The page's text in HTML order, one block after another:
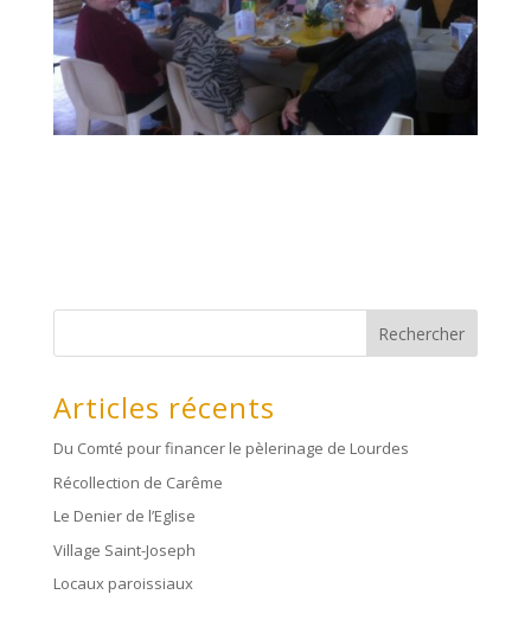
Rechercher
Articles récents
Du Comté pour financer le pèlerinage de Lourdes
Récollection de Carême
Le Denier de l’Eglise
Village Saint-Joseph
Locaux paroissiaux